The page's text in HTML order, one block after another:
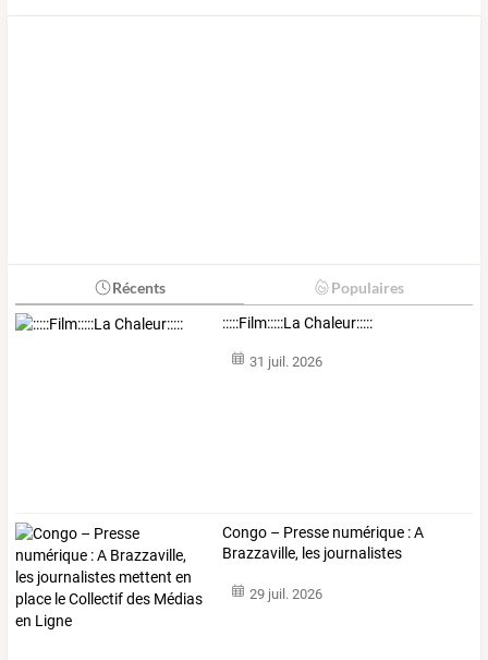
Récents Populaires
:::::Film:::::La Chaleur:::::
31 juil. 2026
Congo – Presse numérique :A
Brazzaville, les journalistes
29 juil. 2026